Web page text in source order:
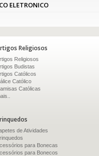
ELETRONICO
Religiosos
Religiosos
Budistas
Católicos
Católico
Católicas
de Atividades
para Bonecas
para Bonecos